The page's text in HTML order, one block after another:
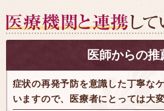
医師からの推
症状の再発予防を意識した丁寧な
いますので、医療者にとっては大